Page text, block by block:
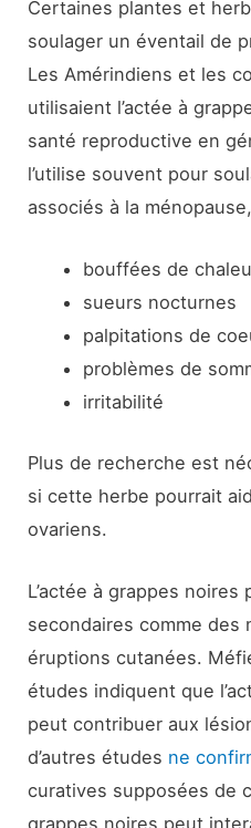
Certaines plantes et
soulager un éventail de
Les Amérindiens et les
utilisaient l’actée à
santé reproductive en
l’utilise souvent pour
associés à la
bouffées de
sueurs nocturnes
palpitations de
problèmes de
irritabilité
Plus de recherche est
si cette herbe pourrait
ovariens.
L’actée à grappes
secondaires comme des
éruptions cutanées.
études indiquent que
peut contribuer aux
d’autres études ne
curatives supposées de